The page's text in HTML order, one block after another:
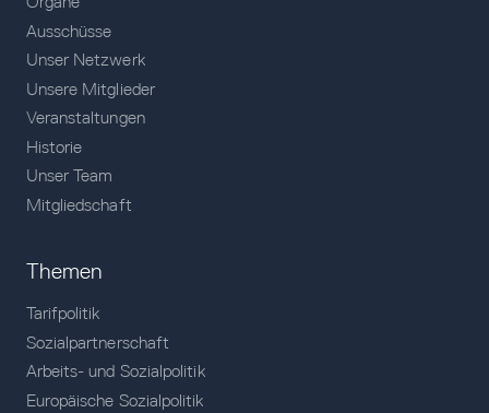
Ausschüsse
Unser Netzwerk
Unsere Mitglieder
Veranstaltungen
Historie
Unser Team
Mitgliedschaft
Themen
Tarifpolitik
Sozialpartnerschaft
Arbeits- und Sozialpolitik
Europäische Sozialpolitik